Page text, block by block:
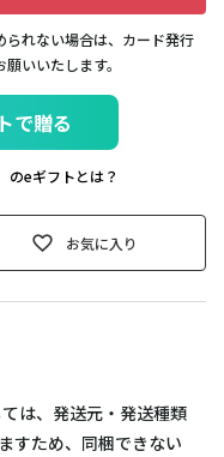
れない場合は、カード発行
いいたします。
で贈る
のeギフトとは？
お気に入り
は、発送元・発送種類
すため、同梱できない